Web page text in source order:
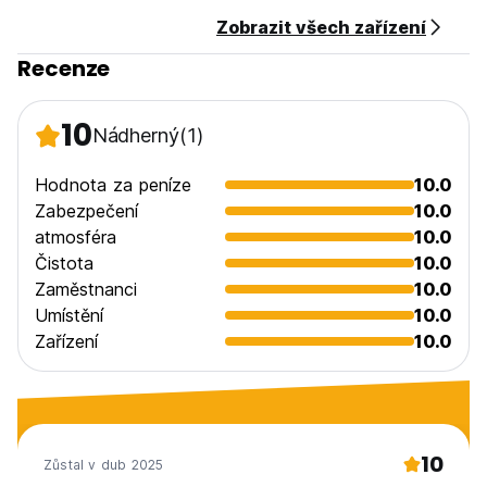
Zobrazit všech zařízení
Recenze
10Nádherný(1)
Hodnota za peníze
10.0
Zabezpečení
10.0
atmosféra
10.0
Čistota
10.0
Zaměstnanci
10.0
Umístění
10.0
Zařízení
10.0
Zůstal v dub 2025 10